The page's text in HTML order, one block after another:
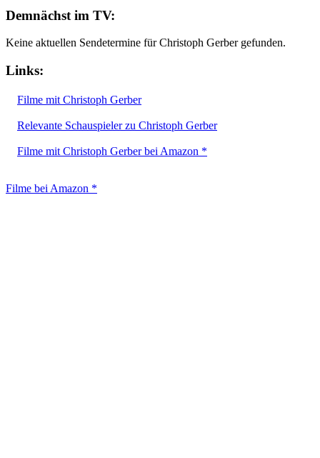
Demnächst im TV:
Keine aktuellen Sendetermine für Christoph Gerber gefunden.
Links:
Filme mit Christoph Gerber
Relevante Schauspieler zu Christoph Gerber
Filme mit Christoph Gerber bei Amazon *
Filme bei Amazon *